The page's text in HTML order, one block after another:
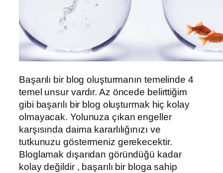
Başarılı bir blog oluşturmanın temelinde 4
temel unsur vardır. Az öncede belirttiğim
gibi başarılı bir blog oluşturmak hiç kolay
olmayacak. Yolunuza çıkan engeller
karşısında daima kararlılığınızı ve
tutkunuzu göstermeniz gerekecektir.
Bloglamak dışarıdan göründüğü kadar
kolay değildir , başarılı bir bloga sahip